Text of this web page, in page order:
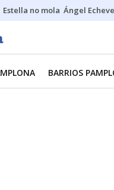
Estella no mola Ángel
BARRIOS